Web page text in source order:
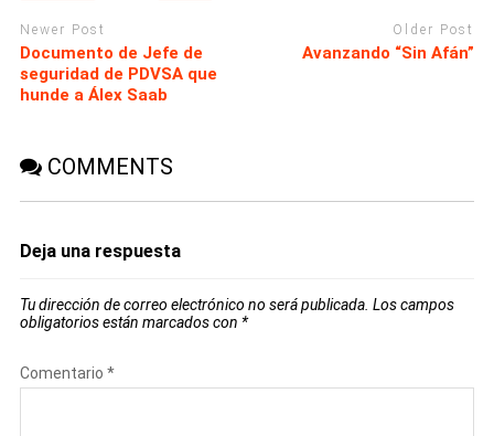
Newer Post
Documento de Jefe de
seguridad de PDVSA que
hunde a Álex Saab
Older Post
Avanzando “Sin Afán”
COMMENTS
Deja una respuesta
Tu dirección de correo electrónico no será publicada. Los campos
obligatorios están marcados con *
Comentario *